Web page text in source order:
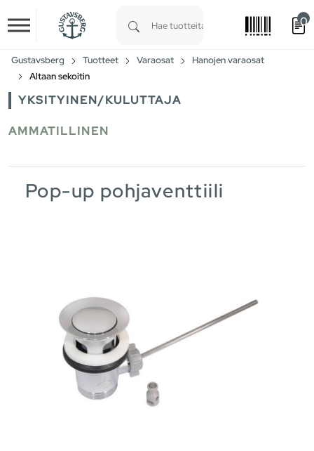
Skip to main content
0
Gustavsberg Tuotteet Varaosat
Hanojen varaosat
Altaan sekoitin
YKSITYINEN/KULUTTAJA
AMMATILLINEN
Pop-up pohjaventtiili